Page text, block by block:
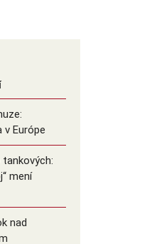
v Európe
mení
nad